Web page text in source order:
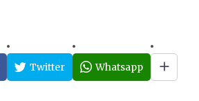
Twitter Whatsapp